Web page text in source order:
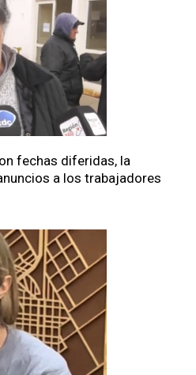
fechas diferidas, la
a los trabajadores